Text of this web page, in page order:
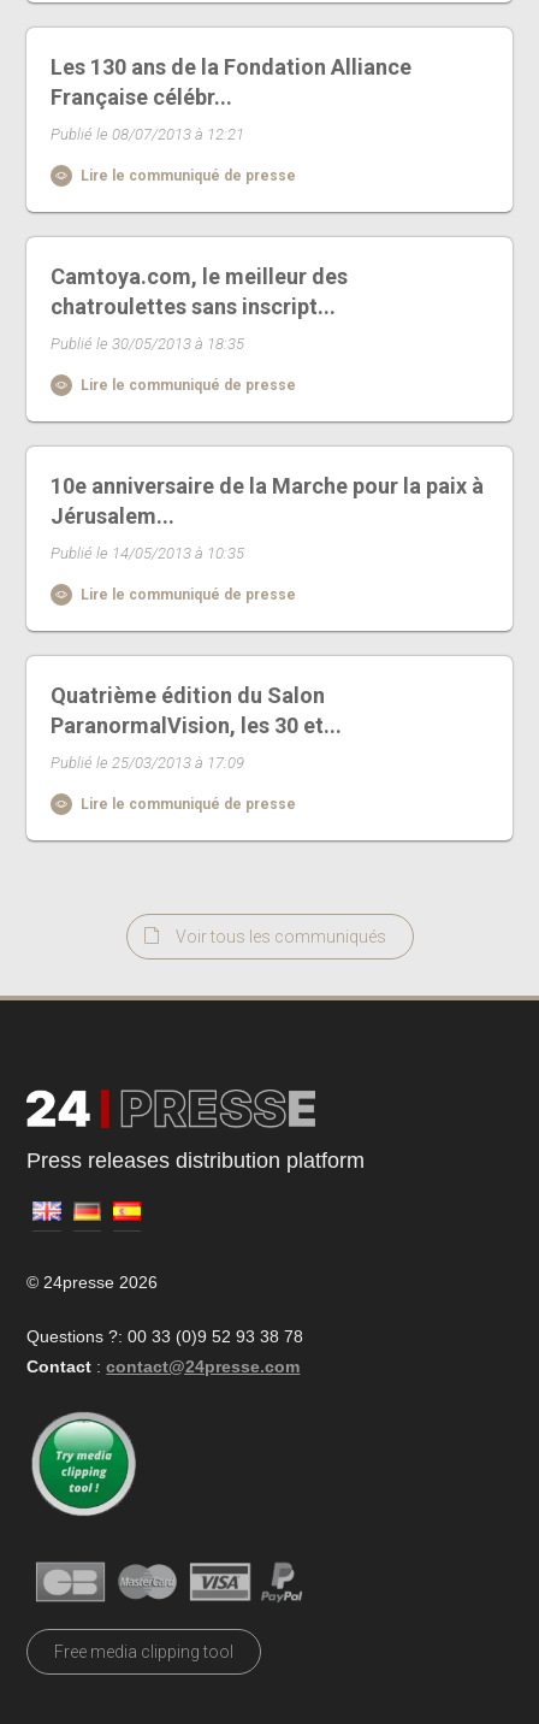
Les 130 ans de la Fondation Alliance
Française célébr...
Publié le 08/07/2013 à 12:21
Lire le communiqué de presse
Camtoya.com, le meilleur des
chatroulettes sans inscript...
Publié le 30/05/2013 à 18:35
Lire le communiqué de presse
10e anniversaire de la Marche pour la paix à
Jérusalem...
Publié le 14/05/2013 à 10:35
Lire le communiqué de presse
Quatrième édition du Salon
ParanormalVision, les 30 et...
Publié le 25/03/2013 à 17:09
Lire le communiqué de presse
Voir tous les communiqués
Press releases distribution platform
© 24presse 2026
Questions ?: 00 33 (0)9 52 93 38 78
Contact : contact@24presse.com
Free media clipping tool